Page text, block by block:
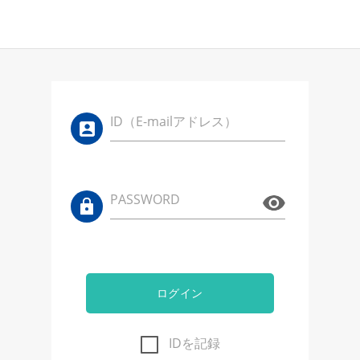
ID（E-mailアドレス）
PASSWORD
ログイン
IDを記録